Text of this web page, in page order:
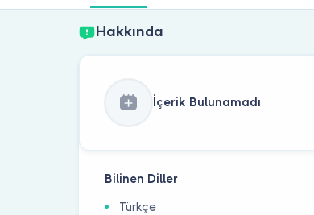
Hakkında
İçerik Bulunamadı
Bilinen Diller
Türkçe